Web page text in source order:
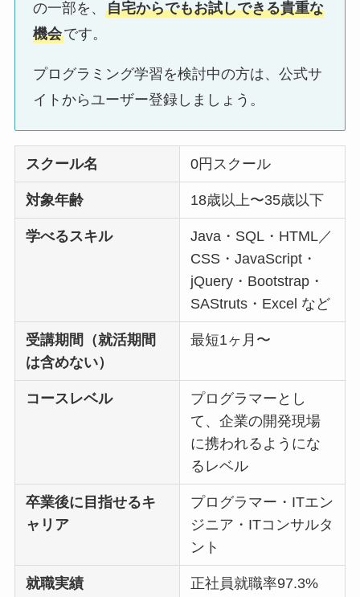
の一部を、自宅からでもお試しできる貴重な
機会です。
プログラミング学習を検討中の方は、公式サ
イトからユーザー登録しましょう。
スクール名 0円スクール
対象年齢 18歳以上〜35歳以下
学べるスキル
Java・SQL・HTML／
CSS・JavaScript・
jQuery・Bootstrap・
SAStruts・Excel など
受講期間（就活期間
は含めない）
最短1ヶ月〜
コースレベル
プログラマーとし
て、企業の開発現場
に携われるようにな
るレベル
卒業後に目指せるキ
ャリア
プログラマー・ITエン
ジニア・ITコンサルタ
ント
就職実績 正社員就職率97.3%